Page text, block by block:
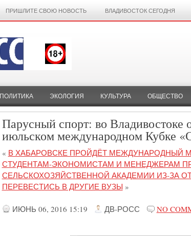
ПРИШЛИТЕ СВОЮ НОВОСТЬ ВЛАДИВОСТОК СЕГОДНЯ
ПОЛИТИКА ЭКОЛОГИЯ КУЛЬТУРА ОБЩЕСТВО
Парусный спорт: во Владивостоке
июльском международном Кубке
« В ХАБАРОВСКЕ ПРОЙДЁТ МЕЖДУНАРОДНЫЙ
СТУДЕНТАМ-ЭКОНОМИСТАМ И МЕНЕДЖЕРАМ
СЕЛЬСКОХОЗЯЙСТВЕННОЙ АКАДЕМИИ ИЗ-ЗА
ПЕРЕВЕСТИСЬ В ДРУГИЕ ВУЗЫ »
ИЮНЬ 06, 2016 15:19 ДВ-РОСС NO